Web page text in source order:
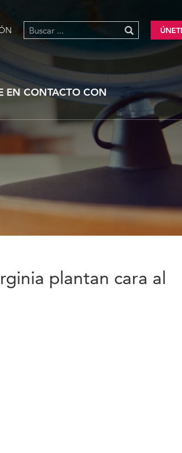
EN CONTACTO CON
plantan cara al